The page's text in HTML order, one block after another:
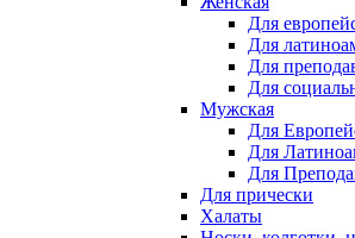
Для
Для
Для
Для
Мужская
Для
Для
Для
Для прически
Халаты